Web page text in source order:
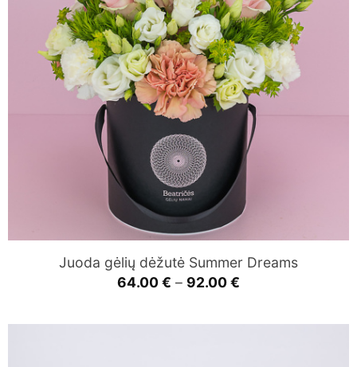
Juoda gėlių dėžutė Summer Dreams
64.00€ – 92.00€
through